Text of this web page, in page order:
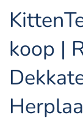
koop |